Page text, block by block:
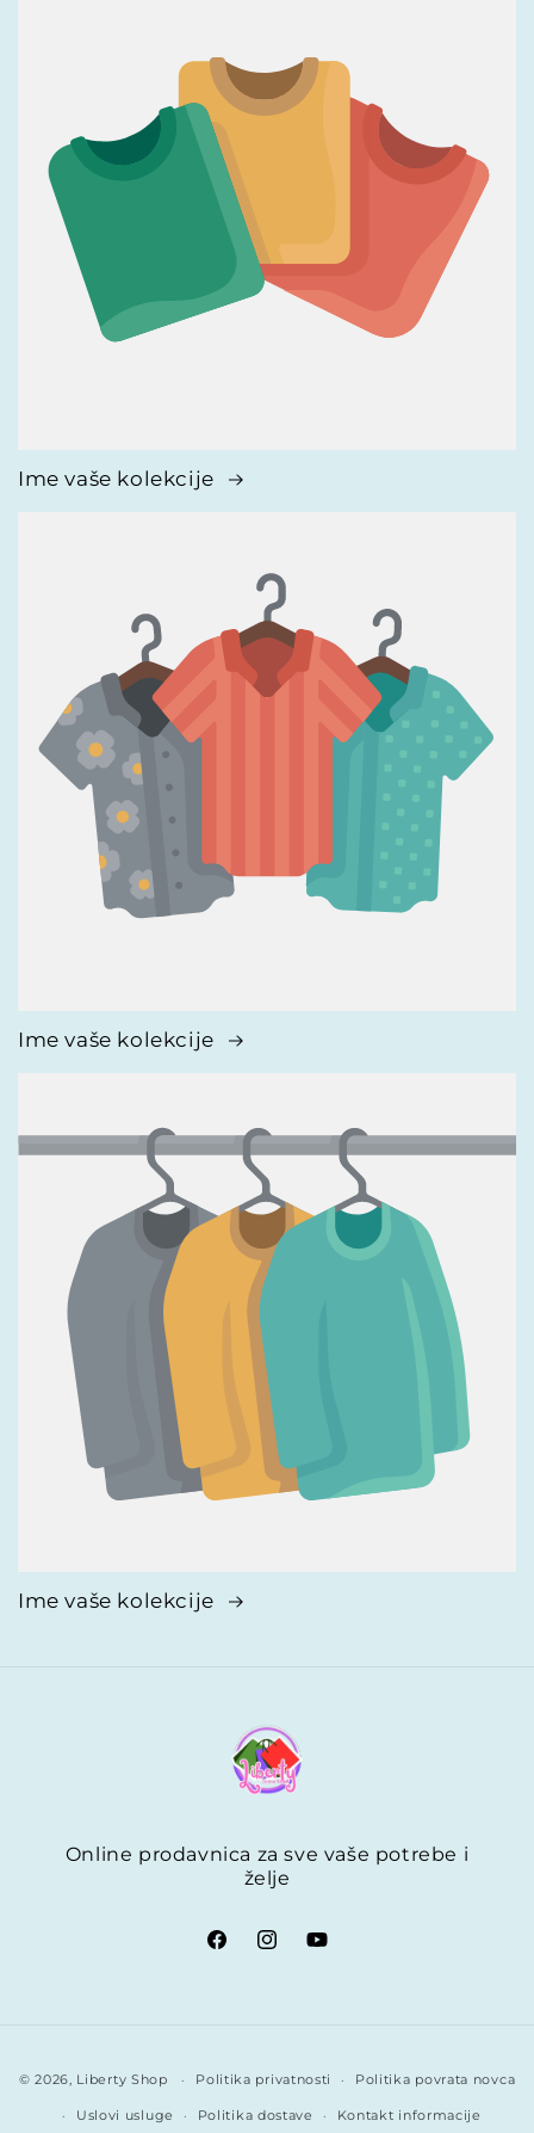
Ime vaše kolekcije
Ime vaše kolekcije
Ime vaše kolekcije
Online prodavnica za sve vaše potrebe i
želje
plaćanja
© 2026, Liberty Shop Politika privatnosti Politika povrata novca
Uslovi usluge Politika dostave Kontakt informacije